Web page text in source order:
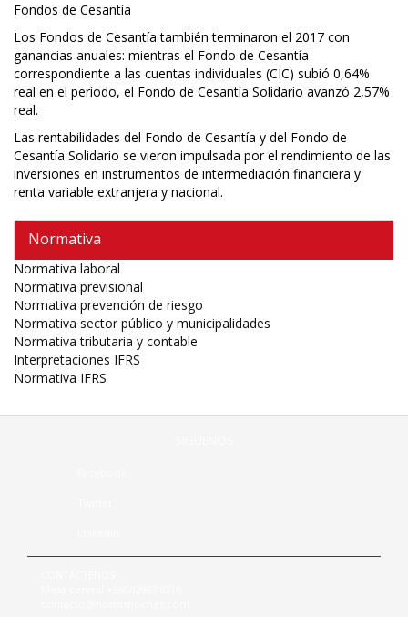
Fondos de Cesantía
Los Fondos de Cesantía también terminaron el 2017 con
ganancias anuales: mientras el Fondo de Cesantía
correspondiente a las cuentas individuales (CIC) subió 0,64%
real en el período, el Fondo de Cesantía Solidario avanzó 2,57%
real.
Las rentabilidades del Fondo de Cesantía y del Fondo de
Cesantía Solidario se vieron impulsada por el rendimiento de las
inversiones en instrumentos de intermediación financiera y
renta variable extranjera y nacional.
Normativa
Normativa laboral
Normativa previsional
Normativa prevención de riesgo
Normativa sector público y municipalidades
Normativa tributaria y contable
Interpretaciones IFRS
Normativa IFRS